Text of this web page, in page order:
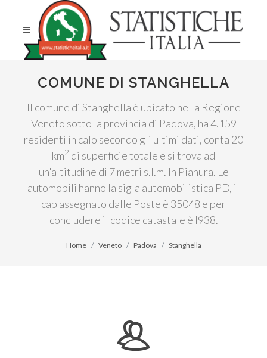
COMUNE DI STANGHELLA
Il comune di Stanghella è ubicato nella Regione
Veneto sotto la provincia di Padova, ha 4.159
residenti in calo secondo gli ultimi dati, conta 20
km2 di superficie totale e si trova ad
un'altitudine di 7 metri s.l.m. In Pianura. Le
automobili hanno la sigla automobilistica PD, il
cap assegnato dalle Poste è 35048 e per
concludere il codice catastale è I938.
Home Veneto Padova Stanghella